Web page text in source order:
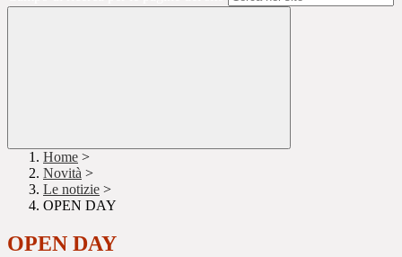
Home >
Novità >
Le notizie >
OPEN DAY
OPEN DAY